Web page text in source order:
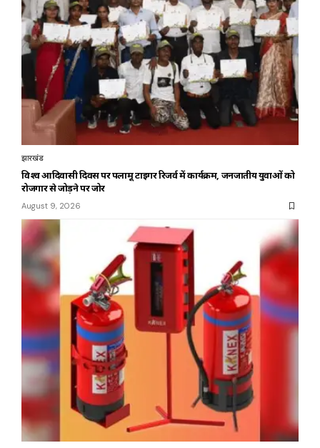
झारखंड
विश्व आदिवासी दिवस पर पलामू टाइगर रिजर्व में कार्यक्रम, जनजातीय युवाओं को
रोजगार से जोड़ने पर जोर
August 9, 2026